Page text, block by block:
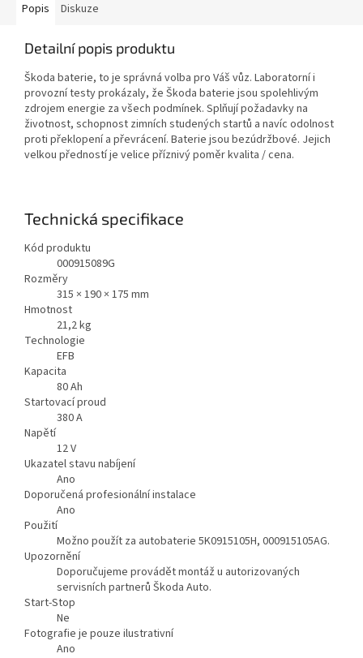
Popis Diskuze
Detailní popis produktu
Škoda baterie, to je správná volba pro Váš vůz. Laboratorní i
provozní testy prokázaly, že Škoda baterie jsou spolehlivým
zdrojem energie za všech podmínek. Splňují požadavky na
životnost, schopnost zimních studených startů a navíc odolnost
proti překlopení a převrácení. Baterie jsou bezúdržbové. Jejich
velkou předností je velice příznivý poměr kvalita / cena.
Technická specifikace
Kód produktu
000915089G
Rozměry
315 × 190 × 175 mm
Hmotnost
21,2kg
Technologie
EFB
Kapacita
80Ah
Startovací proud
380A
Napětí
12V
Ukazatel stavu nabíjení
Ano
Doporučená profesionální instalace
Ano
Použití
Možno použít za autobaterie 5K0915105H, 000915105AG.
Upozornění
Doporučujeme provádět montáž u autorizovaných
servisních partnerů Škoda Auto.
Start-Stop
Ne
Fotografie je pouze ilustrativní
Ano